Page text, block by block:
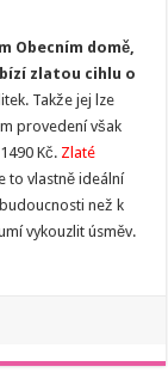
Obecním domě,
zlatou cihlu o
Takže jej lze
provedení však
Kč. Zlaté
to vlastně ideální
než k
vykouzlit úsměv.